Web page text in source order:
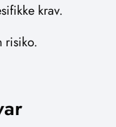
krav.
risiko.